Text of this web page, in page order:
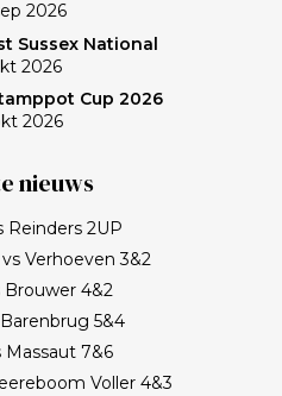
2026
Sussex National
2026
Cup 2026
2026
nieuws
Reinders 2UP
Verhoeven 3&2
Brouwer 4&2
5&4
Massaut 7&6
Voller 4&3